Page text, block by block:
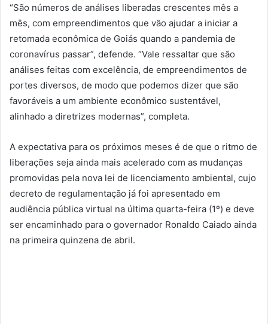
“São números de análises liberadas crescentes mês a
mês, com empreendimentos que vão ajudar a iniciar a
retomada econômica de Goiás quando a pandemia de
coronavírus passar”, defende. “Vale ressaltar que são
análises feitas com excelência, de empreendimentos de
portes diversos, de modo que podemos dizer que são
favoráveis a um ambiente econômico sustentável,
alinhado a diretrizes modernas”, completa.
A expectativa para os próximos meses é de que o ritmo de
liberações seja ainda mais acelerado com as mudanças
promovidas pela nova lei de licenciamento ambiental, cujo
decreto de regulamentação já foi apresentado em
audiência pública virtual na última quarta-feira (1º) e deve
ser encaminhado para o governador Ronaldo Caiado ainda
na primeira quinzena de abril.